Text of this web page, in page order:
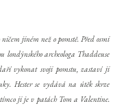
jiném než o pomstě. Před osmi
archeologa Thaddeuse
vykonat svoji pomstu, zastaví ji
Hester se vydává na útěk skrze
ji je v patách Tom a Valentine.